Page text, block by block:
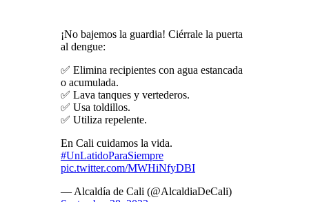
¡No bajemos la guardia! Ciérrale la puerta
al dengue:
✅ Elimina recipientes con agua estancada
o acumulada.
✅ Lava tanques y vertederos.
✅ Usa toldillos.
✅ Utiliza repelente.
En Cali cuidamos la vida.
#UnLatidoParaSiempre
pic.twitter.com/MWHiNfyDBI
— Alcaldía de Cali (@AlcaldiaDeCali)